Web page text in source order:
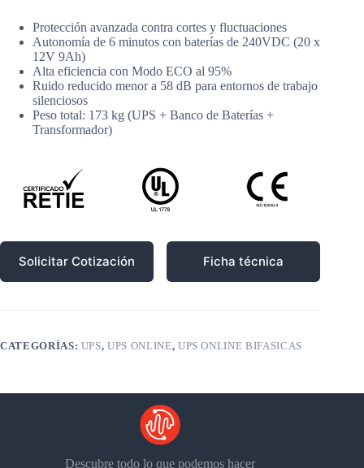
Protección avanzada contra cortes y fluctuaciones
Autonomía de 6 minutos con baterías de 240VDC (20 x
12V 9Ah)
Alta eficiencia con Modo ECO al 95%
Ruido reducido menor a 58 dB para entornos de trabajo
silenciosos
Peso total: 173 kg (UPS + Banco de Baterías +
Transformador)
Solicitar Cotización Ficha técnica
CATEGORÍAS: UPS,UPS ONLINE, UPS ONLINE BIFASICAS
Descubre todo lo que podemos hacer